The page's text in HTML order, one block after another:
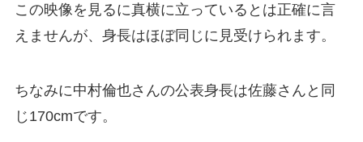
この映像を見るに真横に立っているとは正確に言
えませんが、身長はほぼ同じに見受けられます。
ちなみに中村倫也さんの公表身長は佐藤さんと同
じ170cmです。